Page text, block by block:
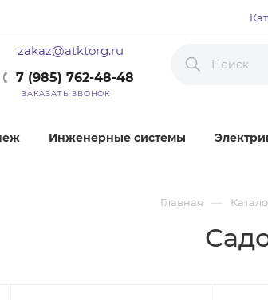
zakaz@atktorg.ru
7 (985) 762-48-48
ЗАКАЗАТЬ ЗВОНОК
Инженерные системы
Главная —